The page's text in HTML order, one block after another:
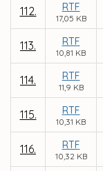
112. RTF
17,05 KB
113. RTF
10,81 KB
114. RTF
11,9 KB
115. RTF
10,31 KB
116. RTF
10,32 KB